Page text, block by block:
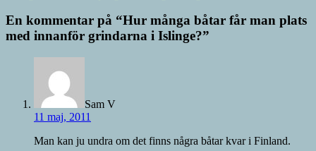
En kommentar på “Hur många båtar får man plats
med innanför grindarna i Islinge?”
Sam V
11 maj, 2011
Man kan ju undra om det finns några båtar kvar i Finland.